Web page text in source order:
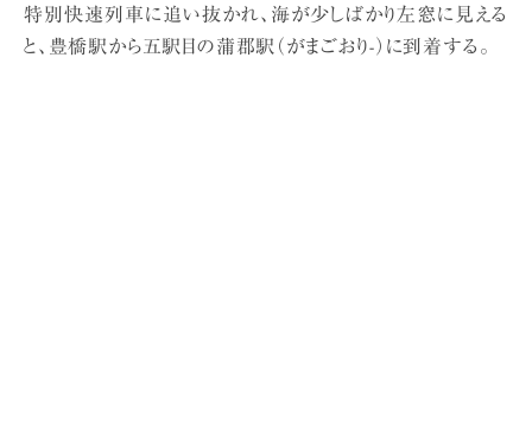
特別快速列車に追い抜かれ、海が少しばかり左窓に見える
と、豊橋駅から五駅目の蒲郡駅（がまごおり-）に到着する。